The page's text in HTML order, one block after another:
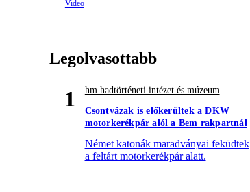
Legolvasottabb
1
hm hadtörténeti intézet és múzeum
Csontvázak is előkerültek a DKW
motorkerékpár alól a Bem rakpartnál
Német katonák maradványai feküdtek
a feltárt motorkerékpár alatt.